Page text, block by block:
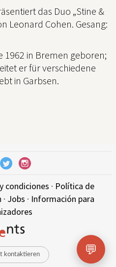
das Duo „Stine &
Leonard Cohen. Gesang:
1962 in Bremen geboren;
er für verschiedene
in Garbsen.
condiciones · Política de
· Jobs · Información para
kontaktieren 💬